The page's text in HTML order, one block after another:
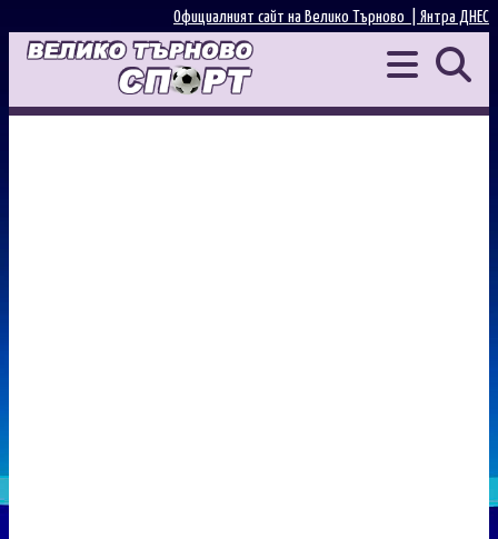
Янтра ДНЕС
Официалният сайт на Велико Търново |